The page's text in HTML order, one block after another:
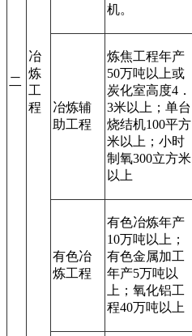
二
冶
炼
工
程
机。
冶炼辅
助工程
炼焦工程年产
50万吨以上或
炭化室高度4．
3米以上；单台
烧结机100平方
米以上；小时
制氧300立方米
以上
有色冶
炼工程
有色冶炼年产
10万吨以上；
有色金属加工
年产5万吨以
上；氧化铝工
程40万吨以上